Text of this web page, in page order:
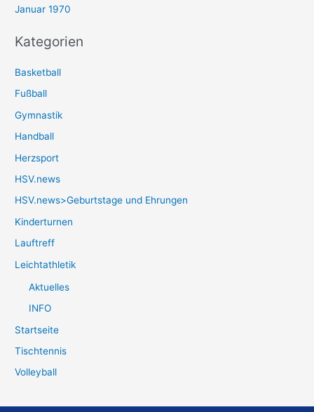
Januar 1970
Kategorien
Basketball
Fußball
Gymnastik
Handball
Herzsport
HSV.news
HSV.news>Geburtstage und Ehrungen
Kinderturnen
Lauftreff
Leichtathletik
Aktuelles
INFO
Startseite
Tischtennis
Volleyball